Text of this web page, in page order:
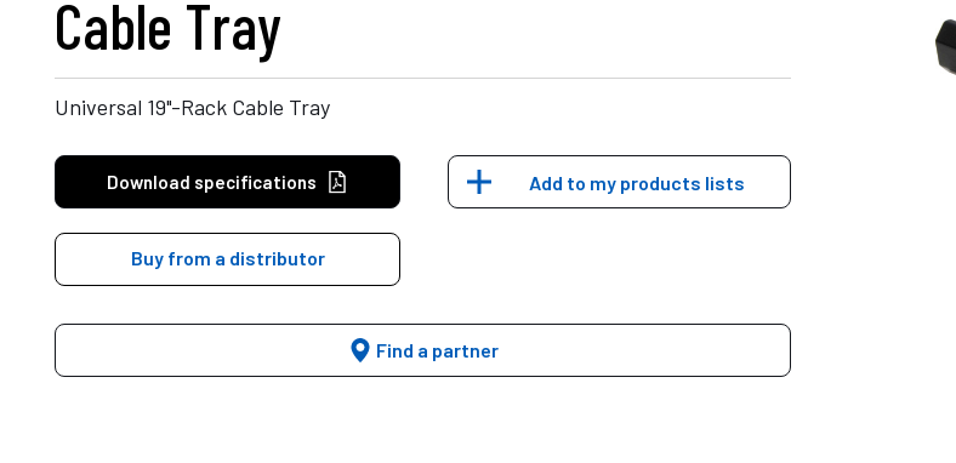
Cable Tray
Universal 19"-Rack Cable Tray
Download specifications Add to my products lists
Buy from a distributor
Find a partner